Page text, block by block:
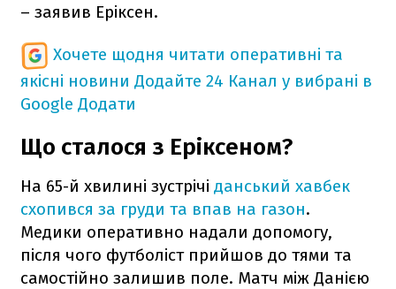
– заявив Еріксен.
Хочете щодня читати оперативні та
якісні новини Додайте 24 Канал у вибрані в
Google Додати
Що сталося з Еріксеном?
На 65-й хвилині зустрічі данський хавбек
схопився за груди та впав на газон.
Медики оперативно надали допомогу,
після чого футболіст прийшов до тями та
самостійно залишив поле. Матч між Данією